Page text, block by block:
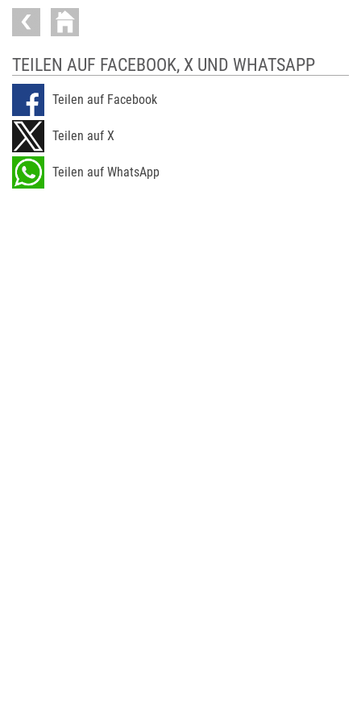
TEILEN AUF FACEBOOK, X UND WHATSAPP
Teilen auf Facebook
Teilen auf X
Teilen auf WhatsApp